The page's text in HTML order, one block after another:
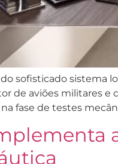
sofisticado sistema
de aviões militares e
fase de testes